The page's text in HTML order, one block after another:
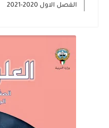
الفصل الاول 2020-2021